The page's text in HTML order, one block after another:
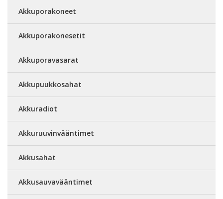
Akkuporakoneet
Akkuporakonesetit
Akkuporavasarat
Akkupuukkosahat
Akkuradiot
Akkuruuvinvääntimet
Akkusahat
Akkusauvavääntimet